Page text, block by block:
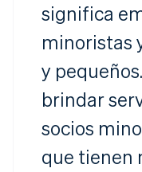
significa
minoristas
y
brindar
socios
que tienen